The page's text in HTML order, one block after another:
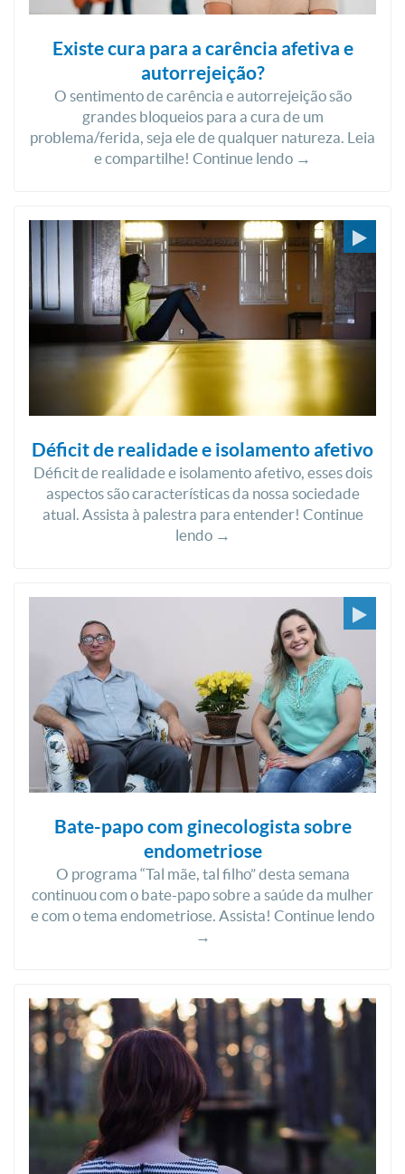
Existe cura para a carência afetiva e
autorrejeição?
O sentimento de carência e autorrejeição são
grandes bloqueios para a cura de um
problema/ferida, seja ele de qualquer natureza. Leia
e compartilhe! Continue lendo →
Déficit de realidade e isolamento afetivo
Déficit de realidade e isolamento afetivo, esses dois
aspectos são características da nossa sociedade
atual. Assista à palestra para entender! Continue
lendo →
Bate-papo com ginecologista sobre
endometriose
O programa “Tal mãe, tal filho” desta semana
continuou com o bate-papo sobre a saúde da mulher
e com o tema endometriose. Assista! Continue lendo
→